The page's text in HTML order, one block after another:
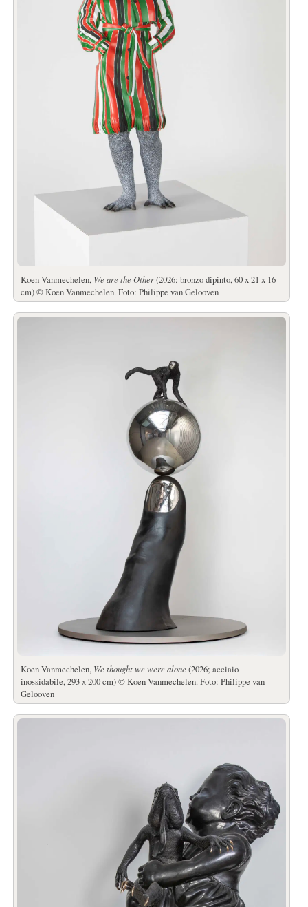
Koen Vanmechelen, We are the Other(2026; bronzo dipinto, 60 x 21 x 16
cm) © Koen Vanmechelen. Foto: Philippe van Gelooven
Koen Vanmechelen, We thought we were alone (2026; acciaio
inossidabile, 293 x 200 cm) © Koen Vanmechelen. Foto: Philippe van
Gelooven